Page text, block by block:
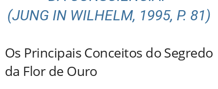
(JUNG IN WILHELM, 1995, P. 81)
Os Principais Conceitos do Segredo
da Flor de Ouro